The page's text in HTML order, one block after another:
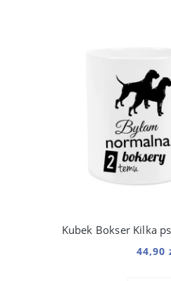
Kubek Bokser Kilka
44,90